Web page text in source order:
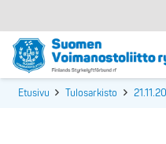
Etusivu Tulosarkisto